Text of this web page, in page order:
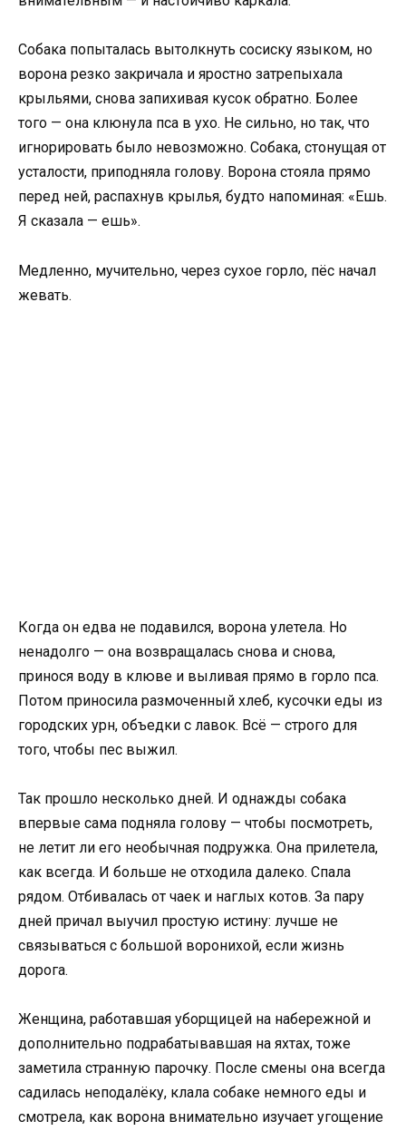
Собака попыталась вытолкнуть сосиску языком, но
ворона резко закричала и яростно затрепыхала
крыльями, снова запихивая кусок обратно. Более
того — она клюнула пса в ухо. Не сильно, но так, что
игнорировать было невозможно. Собака, стонущая от
усталости, приподняла голову. Ворона стояла прямо
перед ней, распахнув крылья, будто напоминая: «Ешь.
Я сказала — ешь».
Медленно, мучительно, через сухое горло, пёс начал
жевать.
Когда он едва не подавился, ворона улетела. Но
ненадолго — она возвращалась снова и снова,
принося воду в клюве и выливая прямо в горло пса.
Потом приносила размоченный хлеб, кусочки еды из
городских урн, объедки с лавок. Всё — строго для
того, чтобы пес выжил.
Так прошло несколько дней. И однажды собака
впервые сама подняла голову — чтобы посмотреть,
не летит ли его необычная подружка. Она прилетела,
как всегда. И больше не отходила далеко. Спала
рядом. Отбивалась от чаек и наглых котов. За пару
дней причал выучил простую истину: лучше не
связываться с большой воронихой, если жизнь
дорога.
Женщина, работавшая уборщицей на набережной и
дополнительно подрабатывавшая на яхтах, тоже
заметила странную парочку. После смены она всегда
садилась неподалёку, клала собаке немного еды и
смотрела, как ворона внимательно изучает угощение